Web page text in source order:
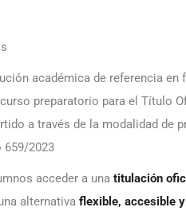
académica de referencia
preparatorio para el Título
a través de la modalidad de
659/2023
acceder a una titulación
alternativa flexible, accesible